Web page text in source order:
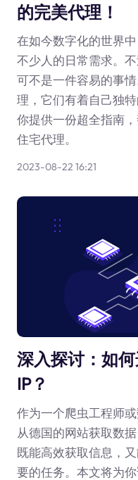
的完美代理！
在如今数字化的世界
不少人的日常需求。
可不是一件容易的事
理，它们有着自己独
你提供一份超全指南
住宅代理。
2023-08-22 16:21
深入探讨：如
IP？
作为一个爬虫工程师
从德国的网站获取数
既能高效获取信息，
要的任务。本文将为